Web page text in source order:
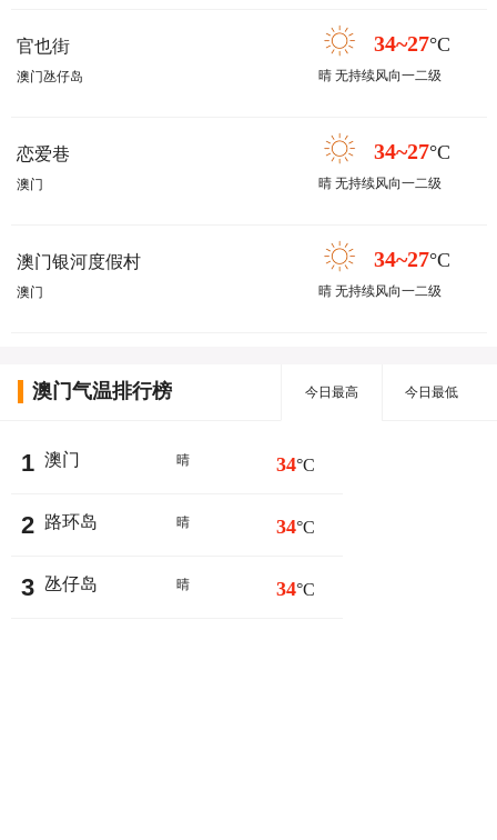
官也街
澳门氹仔岛
34~27°C
晴 无持续风向一二级
恋爱巷
澳门
34~27°C
晴 无持续风向一二级
澳门银河度假村
澳门
34~27°C
晴 无持续风向一二级
澳门气温排行榜 今日最高 今日最低
1 澳门 晴 34°C
2 路环岛 晴 34°C
3 氹仔岛 晴 34°C